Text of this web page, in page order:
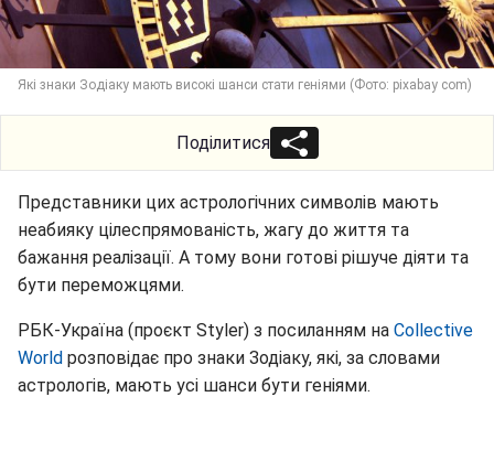
Які знаки Зодіаку мають високі шанси стати геніями (Фото: pixabay com)
Поділитися
Представники цих астрологічних символів мають
неабияку цілеспрямованість, жагу до життя та
бажання реалізації. А тому вони готові рішуче діяти та
бути переможцями.
РБК-Україна (проєкт Styler) з посиланням на Collective
World розповідає про знаки Зодіаку, які, за словами
астрологів, мають усі шанси бути геніями.